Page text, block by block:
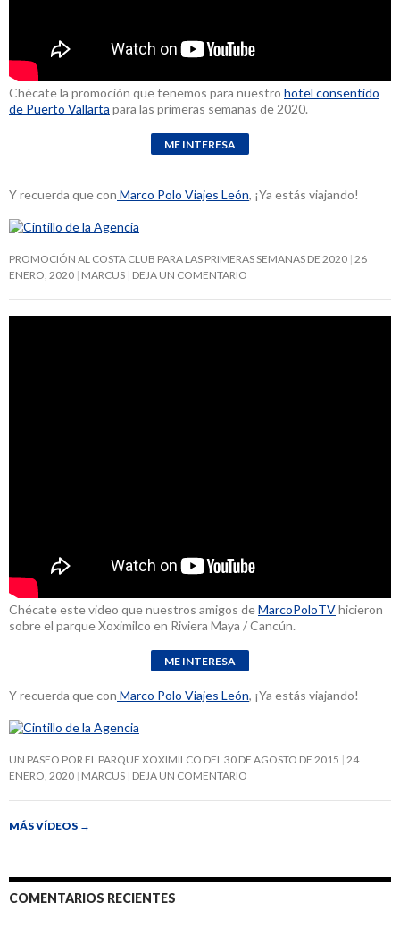
Chécate la promoción que tenemos para nuestro hotel consentido
de Puerto Vallarta para las primeras semanas de 2020.
Y recuerda que con Marco Polo Viajes León, ¡Ya estás viajando!
PROMOCIÓN AL COSTA CLUB PARA LAS PRIMERAS SEMANAS DE 2020 26
ENERO, 2020 MARCUS DEJA UN COMENTARIO
Chécate este video que nuestros amigos deMarcoPoloTVhicieron
sobre el parque Xoximilco en Riviera Maya / Cancún.
Y recuerda que con Marco Polo Viajes León, ¡Ya estás viajando!
UN PASEO POR EL PARQUE XOXIMILCO DEL 30 DE AGOSTO DE 2015 24
ENERO, 2020 MARCUS DEJA UN COMENTARIO
MÁS VÍDEOS →
COMENTARIOS RECIENTES